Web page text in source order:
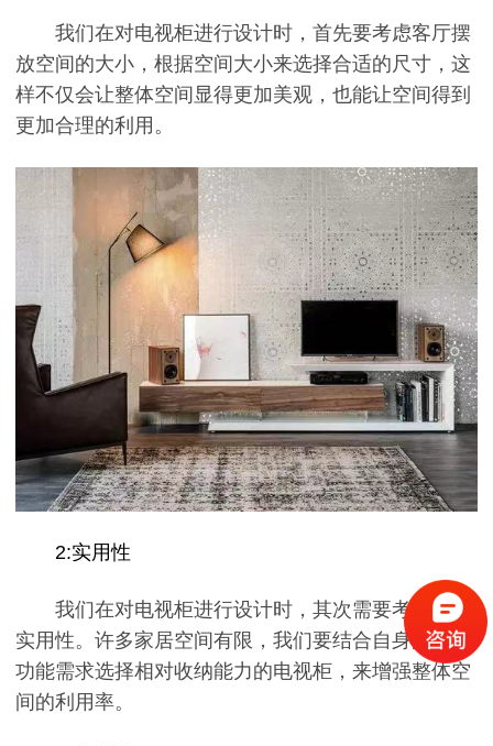
我们在对电视柜进行设计时，首先要考虑客厅摆
放空间的大小，根据空间大小来选择合适的尺寸，这
样不仅会让整体空间显得更加美观，也能让空间得到
更加合理的利用。
2:实用性
我们在对电视柜进行设计时，其次需要考虑它的
实用性。许多家居空间有限，我们要结合自身的实际
功能需求选择相对收纳能力的电视柜，来增强整体空
间的利用率。